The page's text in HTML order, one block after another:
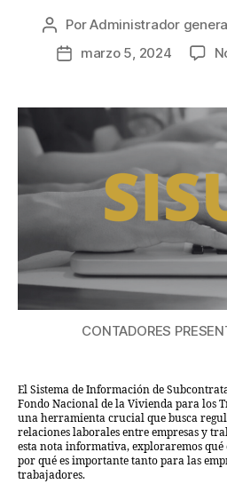
PorAdministrador
marzo 5, 2024
CONTADORES
El Sistema de Información de
Fondo Nacional de la Vivienda para los
una herramienta crucial que busca
relaciones laborales entre empresas y
esta nota informativa, exploraremos qué
por qué es importante tanto para las
trabajadores.